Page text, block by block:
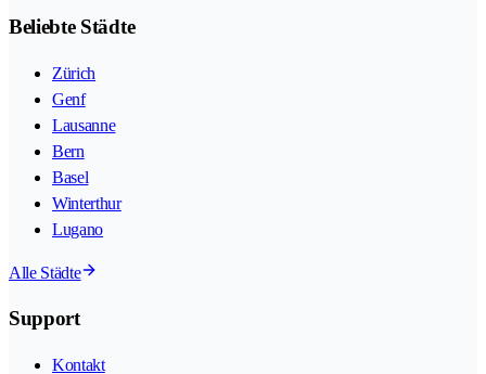
Beliebte Städte
Zürich
Genf
Lausanne
Bern
Basel
Winterthur
Lugano
Alle Städte
Support
Kontakt